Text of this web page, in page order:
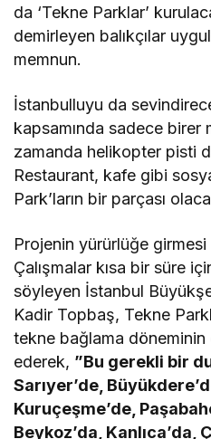
da ‘Tekne Parklar’
demirleyen balıkçılar
memnun.
İstanbulluyu da
kapsamında sadece birer
zamanda helikopter pisti
Restaurant, kafe gibi
Park’ların bir parçası
Projenin yürürlüğe girmesi
Çalışmalar kısa bir süre
söyleyen İstanbul
Kadir Topbaş, Tekne
tekne bağlama döneminin
ederek, ”Bu gerekli bir
Sarıyer’de,
Kuruçeşme’de,
Beykoz’da, Kanlıca’da,